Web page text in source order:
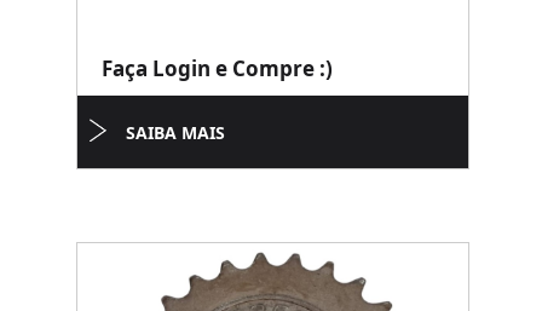
Faça Login e Compre :)
SAIBA MAIS